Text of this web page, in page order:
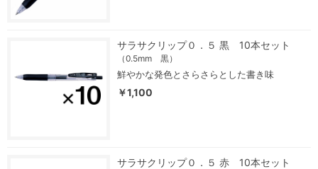
サラサクリップ０．５ 黒 10本セット
（0.5mm 黒）
鮮やかな発色とさらさらとした書き味
￥1,100
サラサクリップ０．５ 赤 10本セット